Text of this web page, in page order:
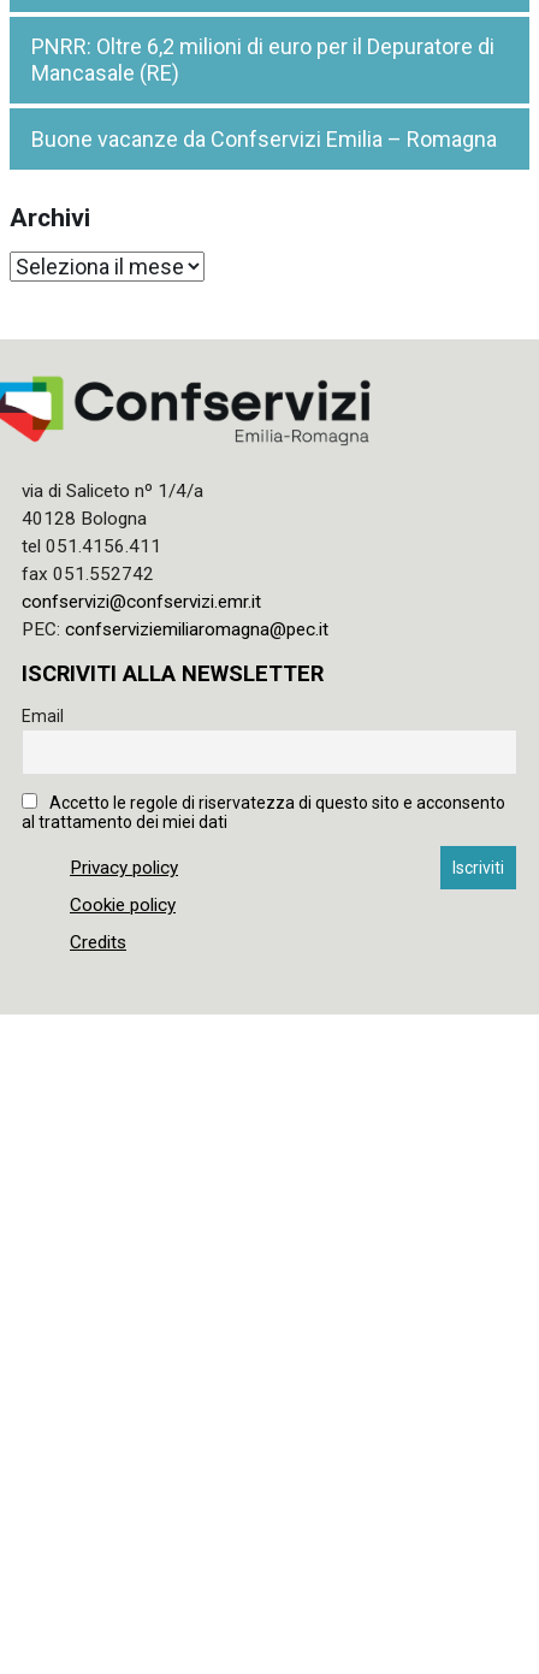
PNRR: Oltre 6,2 milioni di euro per il Depuratore di
Mancasale (RE)
Buone vacanze da Confservizi Emilia – Romagna
Archivi
Archivi
via di Saliceto nº 1/4/a
40128 Bologna
tel 051.4156.411
fax 051.552742
confservizi@confservizi.emr.it
PEC: confserviziemiliaromagna@pec.it
ISCRIVITI ALLA NEWSLETTER
Email
Accetto le regole di riservatezza di questo sito e acconsento
al trattamento dei miei dati
Privacy policy
Cookie policy
Credits